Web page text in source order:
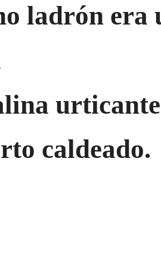
ladrón era
urticante
caldeado.